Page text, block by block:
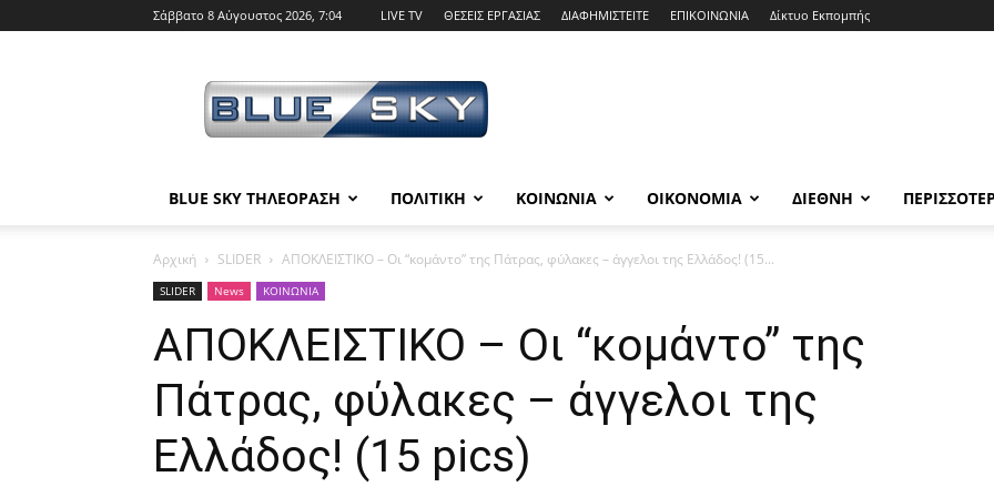
Σάββατο 8 Αύγουστος 2026, 7:04 LIVE TV ΘΕΣΕΙΣ ΕΡΓΑΣΙΑΣ ΔΙΑΦΗΜΙΣΤΕΙΤΕ ΕΠΙΚΟΙΝΩΝΙΑ Δίκτυο Εκπομπής
SKY
BLUE SKY ΤΗΛΕΟΡΑΣΗ ΠΟΛΙΤΙΚΗ ΚΟΙΝΩΝΙΑ ΟΙΚΟΝΟΜΙΑ ΔΙΕΘΝΗ
Αρχική SLIDER ΑΠΟΚΛΕΙΣΤΙΚΟ – Οι “κομάντο” της Πάτρας, φύλακες – άγγελοι της Ελλάδος! (15...
SLIDER News ΚΟΙΝΩΝΙΑ
ΑΠΟΚΛΕΙΣΤΙΚΟ – Οι “κομάντο” της
Πάτρας, φύλακες – άγγελοι της
Ελλάδος! (15 pics)